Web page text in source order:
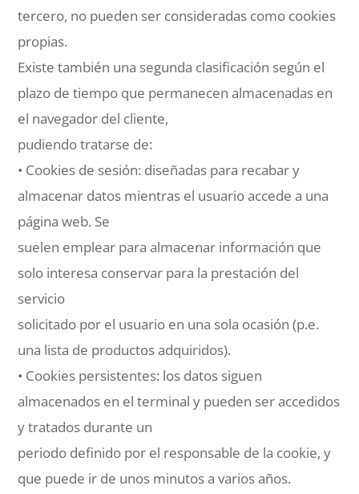
tercero, no pueden ser consideradas como cookies
propias.
Existe también una segunda clasificación según el
plazo de tiempo que permanecen almacenadas en
el navegador del cliente,
pudiendo tratarse de:
• Cookies de sesión: diseñadas para recabar y
almacenar datos mientras el usuario accede a una
página web. Se
suelen emplear para almacenar información que
solo interesa conservar para la prestación del
servicio
solicitado por el usuario en una sola ocasión (p.e.
una lista de productos adquiridos).
• Cookies persistentes: los datos siguen
almacenados en el terminal y pueden ser accedidos
y tratados durante un
periodo definido por el responsable de la cookie, y
que puede ir de unos minutos a varios años.